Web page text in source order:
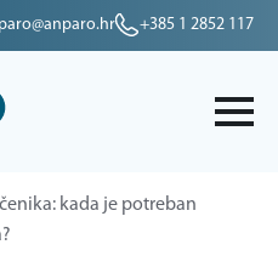
+385 1 2852 117
kada je potreban